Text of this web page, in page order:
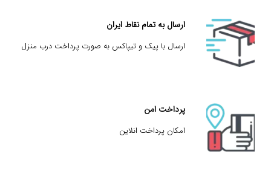
ارسال به تمام نقاط ایران
ارسال با پیک و تیپاکس به صورت پرداخت درب منزل
پرداخت امن
امکان پرداخت انلاین